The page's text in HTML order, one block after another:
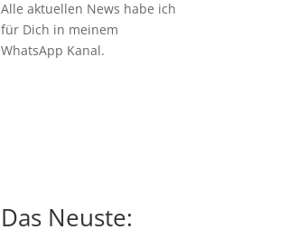
Alle aktuellen News habe ich
für Dich in meinem
WhatsApp Kanal.
Das Neuste: